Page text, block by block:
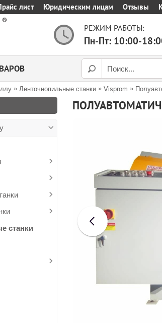
лист Юридическим лицам Отзывы
РЕЖИМ РАБОТЫ:
Пн-Пт: 10:00-
» Ленточнопильные станки » Visprom »
станки